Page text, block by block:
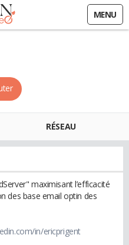
MENU
RÉSEAU
maximisant l’efficacité
des base email optin des
in/ericprigent